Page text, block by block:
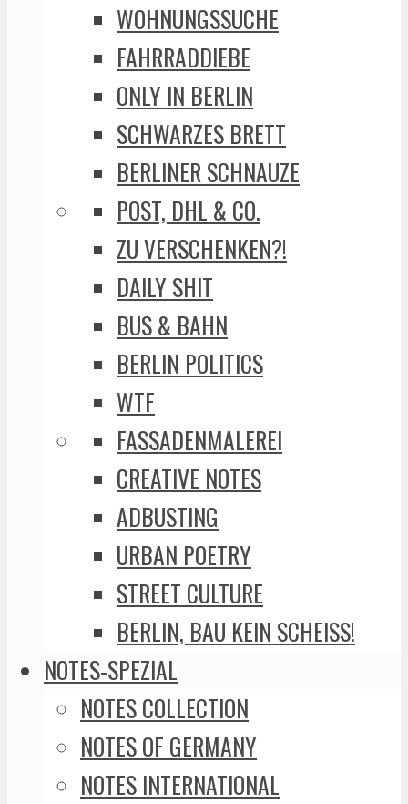
WOHNUNGSSUCHE
FAHRRADDIEBE
ONLY IN BERLIN
SCHWARZES BRETT
BERLINER SCHNAUZE
POST, DHL & CO.
ZU VERSCHENKEN?!
DAILY SHIT
BUS & BAHN
BERLIN POLITICS
WTF
FASSADENMALEREI
CREATIVE NOTES
ADBUSTING
URBAN POETRY
STREET CULTURE
BERLIN, BAU KEIN SCHEISS!
NOTES-SPEZIAL
NOTES COLLECTION
NOTES OF GERMANY
NOTES INTERNATIONAL